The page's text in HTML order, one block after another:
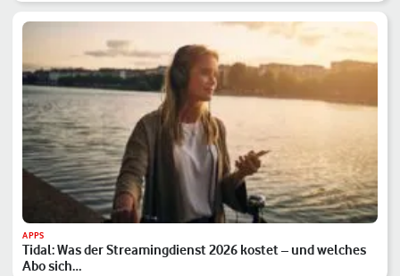
APPS
Tidal: Was der Streamingdienst 2026 kostet – und welches
Abo sich…